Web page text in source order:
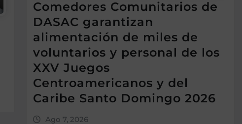
Comedores Comunitarios de
DASAC garantizan
alimentación de miles de
voluntarios y personal de los
XXV Juegos
Centroamericanos y del
Caribe Santo Domingo 2026
Ago 7, 2026